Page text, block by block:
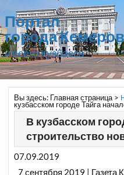
Портал
города
и всего Кузбасса
Вы здесь: Главная страница>
кузбасском городе Тайга
В кузбасском
строительство
07.09.2019
7 сентября 2019 | Газета